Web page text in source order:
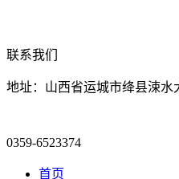
联系我们
地址：山西省运城市绛县涑水
0359-6523374
首页